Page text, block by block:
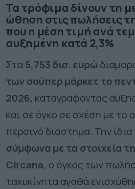
Τα τρόφιμα δίνουν τη
ώθηση στις πωλήσεις
που η μέση τιμή ανά
αυξημένη κατά 2,3%
Στα 5,753 δισ. ευρώ
των σούπερ μάρκετ το
2026, καταγράφοντας
και σε όγκο σε σχέση με το
περσινό διάστημα. Την
σύμφωνα με τα στοιχεία
Circana, ο όγκος των
ταχυκίνητα αγαθά